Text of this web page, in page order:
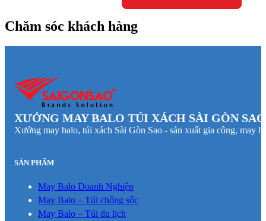
Chăm sóc khách hàng
XƯỞNG MAY BALO TÚI XÁCH SÀI GÒN
Xưởng may balo, túi xách Sài Gòn Sao - sản xuất gia công, may
SẢN PHẨM
May Balo Doanh Nghiệp
May Balo – Túi chống sốc
May Balo – Túi du lịch